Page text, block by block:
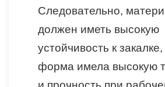
Следовательно,
должен иметь высокую
устойчивость к
форма имела высокую